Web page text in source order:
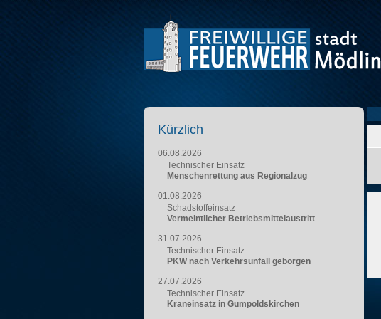
Kürzlich
06.08.2026
Technischer Einsatz
Menschenrettung aus Regionalzug
01.08.2026
Schadstoffeinsatz
Vermeintlicher Betriebsmittelaustritt
31.07.2026
Technischer Einsatz
PKW nach Verkehrsunfall geborgen
27.07.2026
Technischer Einsatz
Kraneinsatz in Gumpoldskirchen